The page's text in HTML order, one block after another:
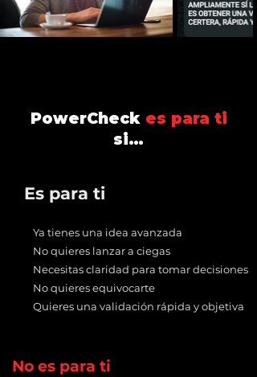
PowerCheck es para ti
si…
Es para ti
Ya tienes una idea avanzada
No quieres lanzar a ciegas
Necesitas claridad para tomar decisiones
No quieres equivocarte
Quieres una validación rápida y objetiva
No es para ti